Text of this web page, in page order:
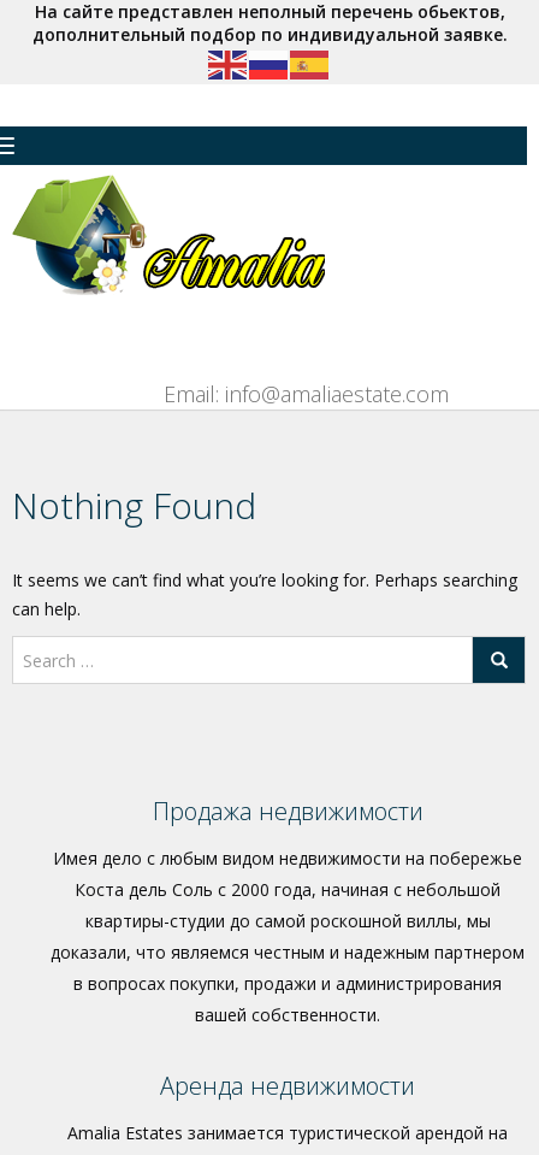
На сайте представлен неполный перечень обьектов,
дополнительный подбор по индивидуальной заявке.
Email: info@amaliaestate.com
Nothing Found
It seems we can’t find what you’re looking for. Perhaps searching
can help.
Продажа недвижимости
Имея дело с любым видом недвижимости на побережье
Коста дель Соль с 2000 года, начиная с небольшой
квартиры-студии до самой роскошной виллы, мы
доказали, что являемся честным и надежным партнером
в вопросах покупки, продажи и администрирования
вашей собственности.
Аренда недвижимости
Amalia Estates занимается туристической арендой на